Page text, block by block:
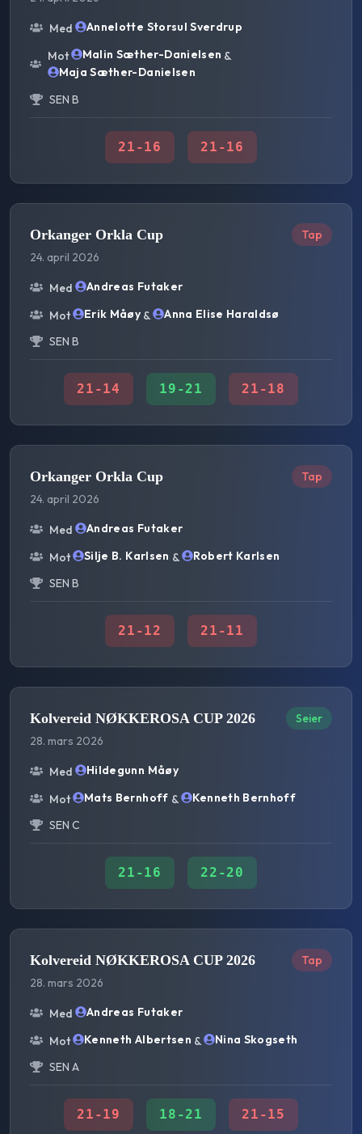
Med
Annelotte Storsul Sverdrup
Mot
Malin Sæther-Danielsen &
Maja Sæther-Danielsen
SEN B
21 -16 21 -16
Orkanger Orkla Cup
24. april 2026
Tap
Med
Andreas Futaker
Mot
Erik Måøy &
Anna Elise Haraldsø
SEN B
21 -14 19 -21 21 -18
Orkanger Orkla Cup
24. april 2026
Tap
Med
Andreas Futaker
Mot
Silje B. Karlsen &
Robert Karlsen
SEN B
21 -12 21 -11
Kolvereid NØKKEROSA CUP 2026
28. mars 2026
Seier
Med
Hildegunn Måøy
Mot
Mats Bernhoff &
Kenneth Bernhoff
SEN C
21 -16 22 -20
Kolvereid NØKKEROSA CUP 2026
28. mars 2026
Tap
Med
Andreas Futaker
Mot
Kenneth Albertsen &
Nina Skogseth
SEN A
21 -19 18 -21 21 -15